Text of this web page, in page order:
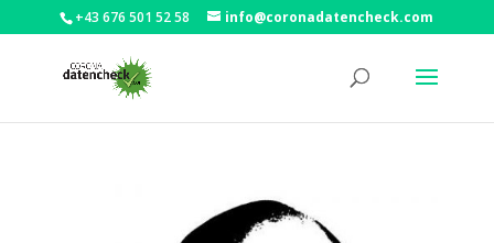
+43 676 501 52 58 info@coronadatencheck.com